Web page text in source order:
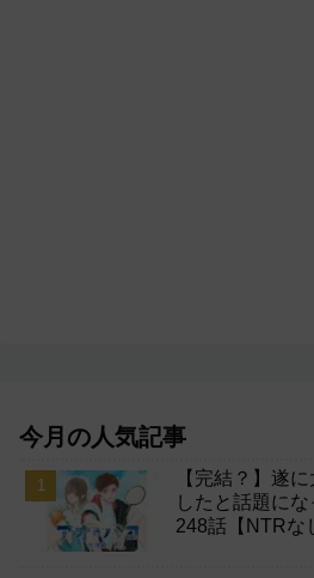
今月の人気記事
【完結？】遂
したと話題にな
248話【NTRな